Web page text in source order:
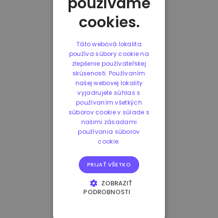
cookies.
Táto webová lokalita
používa súbory cookie na
zlepšenie používateľskej
skúsenosti. Používaním
našej webovej lokality
vyjadrujete súhlas s
používaním všetkých
súborov cookie v súlade s
našimi zásadami
používania súborov
cookie.
PRIJAŤ VŠETKO
ZOBRAZIŤ
PODROBNOSTI